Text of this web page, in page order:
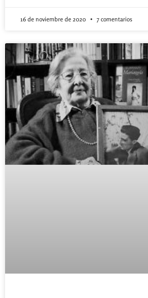
16 de noviembre de 2020 7 comentarios